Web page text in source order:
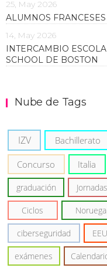
25, May 2026
ALUMNOS
14, May 2026
INTERCAMBIO
SCHOOL DE BOSTON
Nube de Tags
IZV Bachillerato
Concurso Italia
graduación Jornadas
Ciclos Noruega
ciberseguridad
exámenes